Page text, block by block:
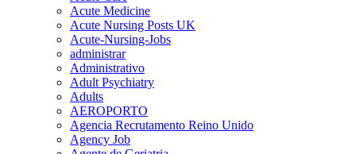
Acute Medicine
Acute Nursing Posts UK
Acute-Nursing-Jobs
administrar
Administrativo
Adult Psychiatry
Adults
AEROPORTO
Agencia Recrutamento Reino Unido
Agency Job